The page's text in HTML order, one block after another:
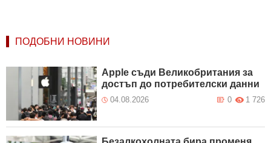
ПОДОБНИ НОВИНИ
Apple съди Великобритания за
достъп до потребителски данни
04.08.2026 1 726
0